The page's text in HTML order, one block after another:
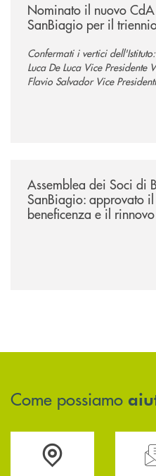
Nominato il nuovo
SanBiagio per il
Confermati i vertici
Luca De Luca Vice
Flavio Salvador Vice
Assemblea dei Soci di
SanBiagio: approvato
beneficenza e il
Come possiamo
Accedi all' elenco completo delle
Hai